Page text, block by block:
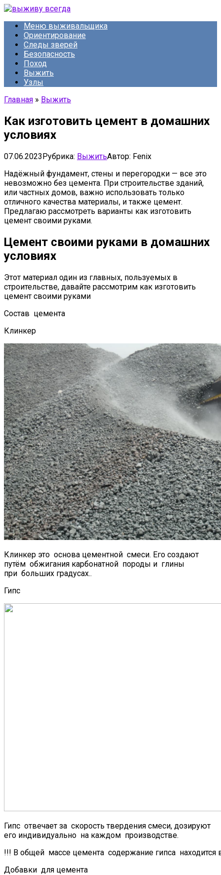
Перейти
контентуМеню выживальщика
Ориентирование
Следы зверей
Безопасность
Поход
Выжить
Узлы
Главная » Выжить
Как изготовить цемент в домашних
условиях
07.06.2023Рубрика: ВыжитьАвтор: Fenix
Надёжный фундамент, стены и перегородки — все это
невозможно без цемента. При строительстве зданий,
или частных домов, важно использовать только
отличного качества материалы, и также цемент.
Предлагаю рассмотреть варианты как изготовить
цемент своими руками.
Цемент своими руками в домашних
условиях
Этот материал один из главных, пользуемых в
строительстве, давайте рассмотрим как изготовить
цемент своими руками
Состав цемента
Клинкер
Клинкер это основа цементной смеси. Его создают
путём обжигания карбонатной породы и глины
при больших градусах..
Гипс
Гипс отвечает за скорость твердения смеси, дозируют
его индивидуально на каждом производстве.
!!! В общей массе цемента содержание гипса находится
Добавки для цемента